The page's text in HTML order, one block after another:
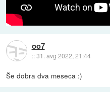
oo7
::31. avg 2022, 21:44
Še dobra dva meseca :)